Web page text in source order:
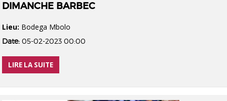
DIMANCHE BARBEC
Lieu: Bodega Mbolo
Date: 05-02-2023 00:00
LIRE LA SUITE